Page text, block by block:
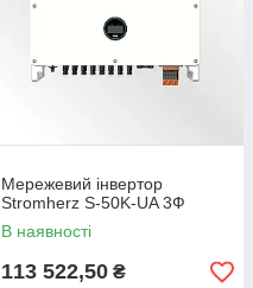
Мережевий інвертор
Stromherz S-50K-UA 3Ф
В наявності
113 522,50 ₴